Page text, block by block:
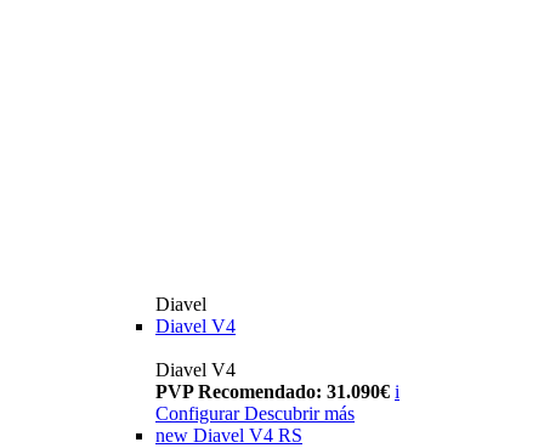
Diavel
Diavel V4
Diavel V4
PVP Recomendado: 31.090€ i
Configurar Descubrir más
new Diavel V4 RS